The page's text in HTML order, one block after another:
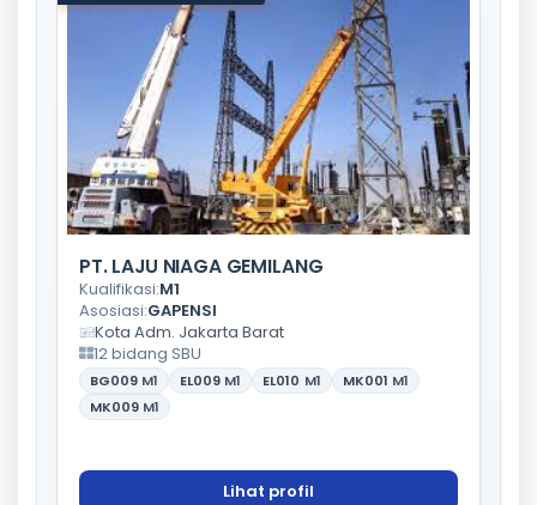
PT. LAJU NIAGA GEMILANG
Kualifikasi:M1
Asosiasi:GAPENSI
Kota Adm. Jakarta Barat
12 bidang SBU
BG009 M1 EL009 M1 EL010 M1 MK001 M1
MK009 M1
Lihat profil